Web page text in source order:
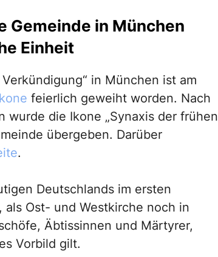
Gemeinde in München
Einheit
in München ist am
feierlich geweiht worden. Nach
die Ikone „Synaxis der frühen
übergeben. Darüber
.
Deutschlands im ersten
Ost- und Westkirche noch in
Äbtissinnen und Märtyrer,
Vorbild gilt.